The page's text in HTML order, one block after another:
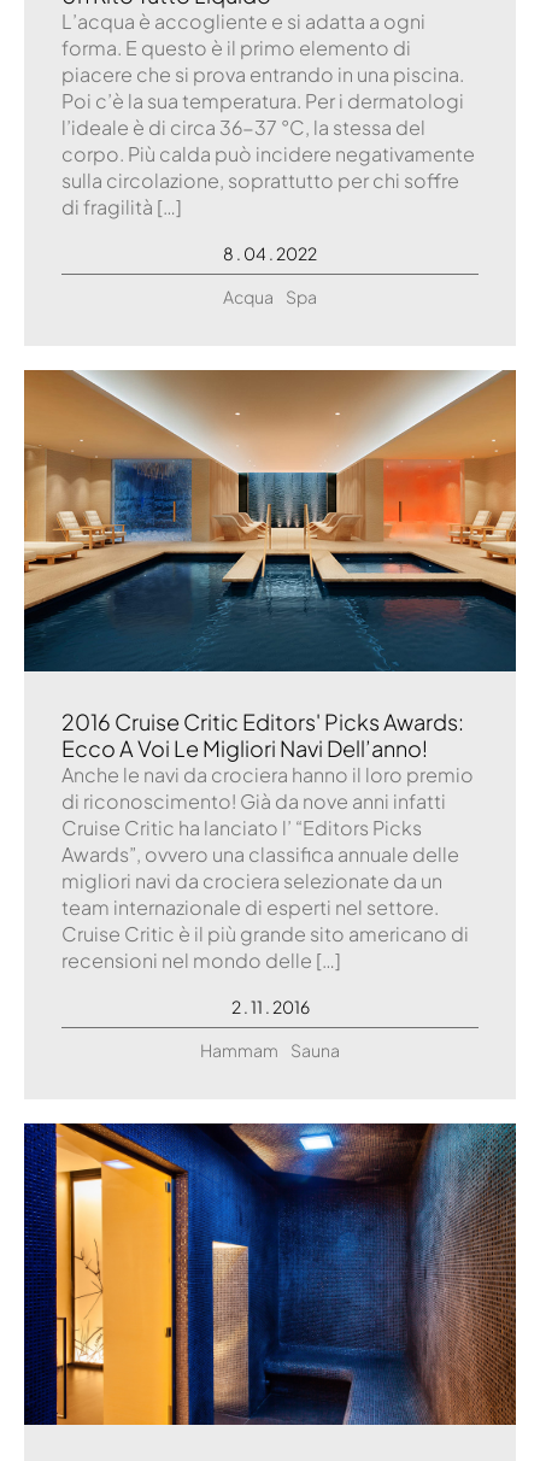
L’acqua è accogliente e si adatta a ogni
forma. E questo è il primo elemento di
piacere che si prova entrando in una piscina.
Poi c’è la sua temperatura. Per i dermatologi
l’ideale è di circa 36-37 °C, la stessa del
corpo. Più calda può incidere negativamente
sulla circolazione, soprattutto per chi soffre
di fragilità […]
8 . 04 . 2022
Acqua
Spa
2016 Cruise Critic Editors' Picks Awards:
Ecco A Voi Le Migliori Navi Dell’anno!
Anche le navi da crociera hanno il loro premio
di riconoscimento! Già da nove anni infatti
Cruise Critic ha lanciato l’ “Editors Picks
Awards”, ovvero una classifica annuale delle
migliori navi da crociera selezionate da un
team internazionale di esperti nel settore.
Cruise Critic è il più grande sito americano di
recensioni nel mondo delle […]
2 . 11 . 2016
Hammam
Sauna